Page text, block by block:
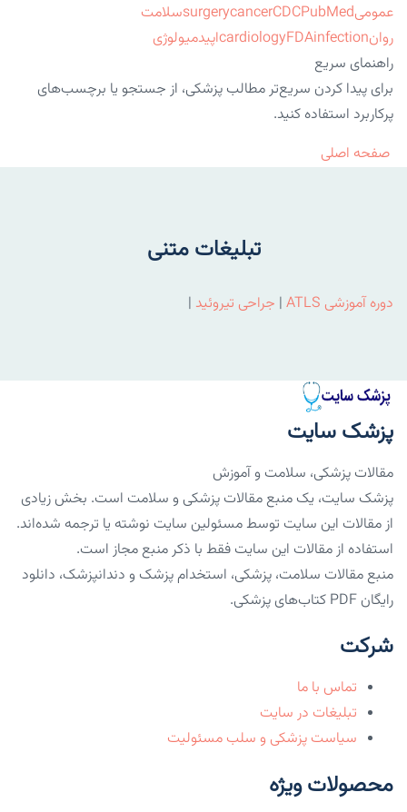
عمومی
surgerycancerCDCPubMed
سلامت
روان
cardiologyFDAinfection
اپیدمیولوژی
راهنمای سریع
برای پیدا کردن سریع‌تر مطالب پزشکی، از جستجو یا برچسب‌های
پرکاربرد استفاده کنید.
صفحه اصلی
تبلیغات متنی
دوره آموزشی ATLS | جراحی تیروئید |
پزشک سایت
مقالات پزشکی، سلامت و آموزش
پزشک سایت، یک منبع مقالات پزشکی و سلامت است. بخش زیادی
از مقالات این سایت توسط مسئولین سایت نوشته یا ترجمه شده‌اند.
استفاده از مقالات این سایت فقط با ذکر منبع مجاز است.
منبع مقالات سلامت، پزشکی، استخدام پزشک و دندانپزشک، دانلود
رایگان PDF کتاب‌های پزشکی.
شرکت
تماس با ما
تبلیغات در سایت
سیاست پزشکی و سلب مسئولیت
محصولات ویژه